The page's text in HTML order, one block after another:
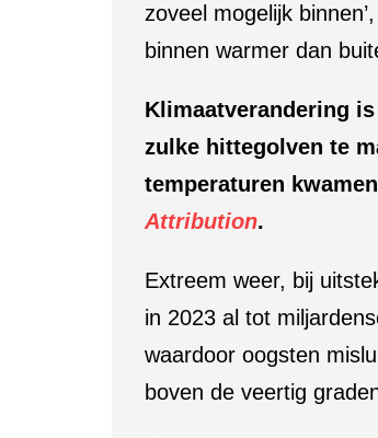
zoveel mogelijk
binnen warmer dan
Klimaatverandering
zulke hittegolven te
temperaturen
Attribution.
Extreem weer, bij
in 2023 al tot
waardoor oogsten
boven de veertig